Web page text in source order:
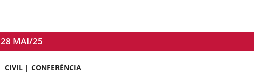
28 MAI/25
CIVIL | CONFERÈNCIA